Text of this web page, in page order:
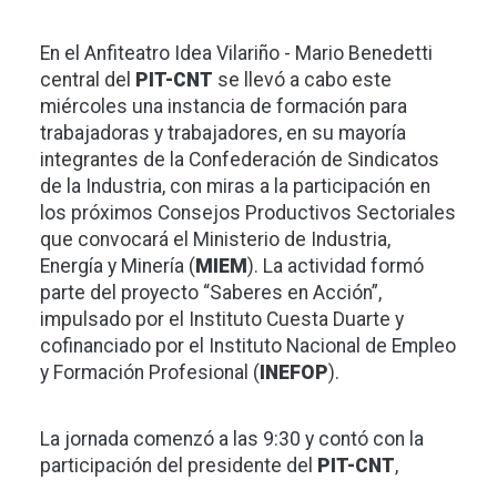
En el Anfiteatro Idea Vilariño - Mario Benedetti
central del
PIT-CNT se llevó a cabo este
miércoles una instancia de formación para
trabajadoras y trabajadores, en su mayoría
integrantes de la Confederación de Sindicatos
de la Industria, con miras a la participación en
los próximos Consejos Productivos Sectoriales
que convocará el Ministerio de Industria,
Energía y Minería ( MIEM ). La actividad formó
parte del proyecto “Saberes en Acción”,
impulsado por el Instituto Cuesta Duarte y
cofinanciado por el Instituto Nacional de Empleo
y Formación Profesional ( INEFOP).
La jornada comenzó a las 9:30 y contó con la
participación del presidente del
PIT-CNT,